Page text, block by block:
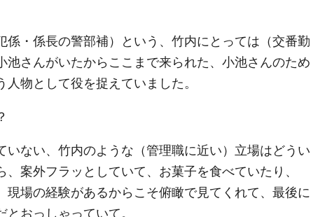
・係長の警部補）という、竹内にとっては（交番勤
さんがいたからここまで来られた、小池さんのため
物として役を捉えていました。
ない、竹内のような（管理職に近い）立場はどうい
案外フラッとしていて、お菓子を食べていたり、
現場の経験があるからこそ俯瞰で見てくれて、最後に
おっしゃっていて。